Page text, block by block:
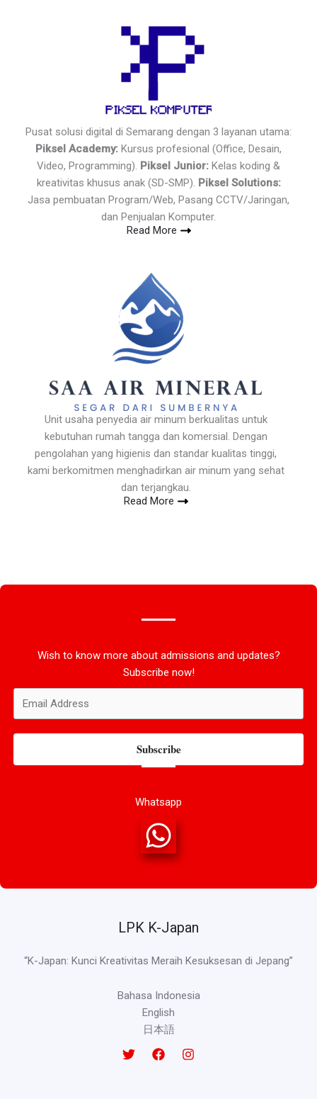
Pusat solusi digital di Semarang dengan 3 layanan utama:
Piksel Academy: Kursus profesional (Office, Desain,
Video, Programming). Piksel Junior: Kelas koding &
kreativitas khusus anak (SD-SMP). Piksel Solutions:
Jasa pembuatan Program/Web, Pasang CCTV/Jaringan,
dan Penjualan Komputer.
Read More
Unit usaha penyedia air minum berkualitas untuk
kebutuhan rumah tangga dan komersial. Dengan
pengolahan yang higienis dan standar kualitas tinggi,
kami berkomitmen menghadirkan air minum yang sehat
dan terjangkau.
Read More
Wish to know more about admissions and updates?
Subscribe now!
Subscribe
Whatsapp
LPK K-Japan
“K-Japan: Kunci Kreativitas Meraih Kesuksesan di Jepang”
Bahasa Indonesia
English
日本語